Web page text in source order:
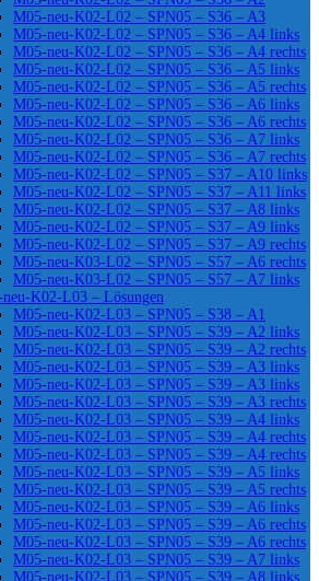
M05-neu-K02-L02 – SPN05 – S36 – A3
M05-neu-K02-L02 – SPN05 – S36 – A4 links
M05-neu-K02-L02 – SPN05 – S36 – A4 rechts
M05-neu-K02-L02 – SPN05 – S36 – A5 links
M05-neu-K02-L02 – SPN05 – S36 – A5 rechts
M05-neu-K02-L02 – SPN05 – S36 – A6 links
M05-neu-K02-L02 – SPN05 – S36 – A6 rechts
M05-neu-K02-L02 – SPN05 – S36 – A7 links
M05-neu-K02-L02 – SPN05 – S36 – A7 rechts
M05-neu-K02-L02 – SPN05 – S37 – A10 links
M05-neu-K02-L02 – SPN05 – S37 – A11 links
M05-neu-K02-L02 – SPN05 – S37 – A8 links
M05-neu-K02-L02 – SPN05 – S37 – A9 links
M05-neu-K02-L02 – SPN05 – S37 – A9 rechts
M05-neu-K03-L02 – SPN05 – S57 – A6 rechts
M05-neu-K03-L02 – SPN05 – S57 – A7 links
K02-L03 – Lösungen
M05-neu-K02-L03 – SPN05 – S38 – A1
M05-neu-K02-L03 – SPN05 – S39 – A2 links
M05-neu-K02-L03 – SPN05 – S39 – A2 rechts
M05-neu-K02-L03 – SPN05 – S39 – A3 links
M05-neu-K02-L03 – SPN05 – S39 – A3 links
M05-neu-K02-L03 – SPN05 – S39 – A3 rechts
M05-neu-K02-L03 – SPN05 – S39 – A4 links
M05-neu-K02-L03 – SPN05 – S39 – A4 rechts
M05-neu-K02-L03 – SPN05 – S39 – A4 rechts
M05-neu-K02-L03 – SPN05 – S39 – A5 links
M05-neu-K02-L03 – SPN05 – S39 – A5 rechts
M05-neu-K02-L03 – SPN05 – S39 – A6 links
M05-neu-K02-L03 – SPN05 – S39 – A6 rechts
M05-neu-K02-L03 – SPN05 – S39 – A6 rechts
M05-neu-K02-L03 – SPN05 – S39 – A7 links
M05-neu-K02-L03 – SPN05 – S39 – A8 links